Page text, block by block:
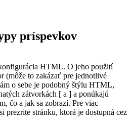
príspevkov
HTML. O jeho použití
(môže to zakázať pre jednotlivé
o sebe je podobný štýlu HTML,
zátvorkách [ a ] a ponúkajú
čo a jak sa zobrazí. Pre viac
prezrite stránku, ktorá je dostupná cez